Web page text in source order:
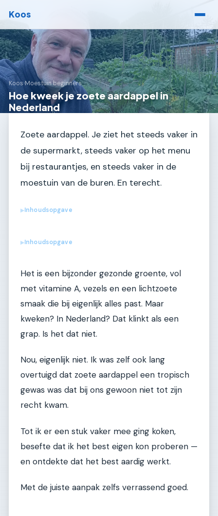
Koos
Koos›Moestuin beginners
Hoe kweek je zoete aardappel in
Nederland
Zoete aardappel. Je ziet het steeds vaker in
de supermarkt, steeds vaker op het menu
bij restaurantjes, en steeds vaker in de
moestuin van de buren. En terecht.
▶Inhoudsopgave
▶Inhoudsopgave
Het is een bijzonder gezonde groente, vol
met vitamine A, vezels en een lichtzoete
smaak die bij eigenlijk alles past. Maar
kweken? In Nederland? Dat klinkt als een
grap. Is het dat niet.
Nou, eigenlijk niet. Ik was zelf ook lang
overtuigd dat zoete aardappel een tropisch
gewas was dat bij ons gewoon niet tot zijn
recht kwam.
Tot ik er een stuk vaker mee ging koken,
besefte dat ik het best eigen kon proberen —
en ontdekte dat het best aardig werkt.
Met de juiste aanpak zelfs verrassend goed.